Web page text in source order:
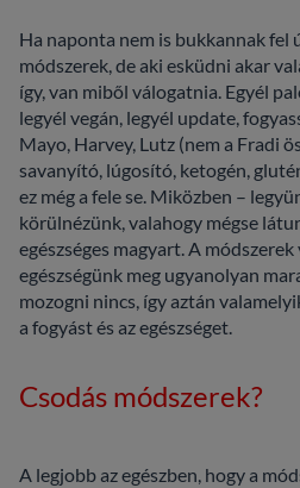
Ha naponta nem is bukkannak fel
módszerek, de aki esküdni akar
így, van miből válogatnia. Egyél
legyél vegán, legyél update,
Mayo, Harvey, Lutz (nem a Fradi
savanyító, lúgosító, ketogén,
ez még a fele se. Miközben –
körülnézünk, valahogy mégse
egészséges magyart. A módszerek
egészségünk meg ugyanolyan
mozogni nincs, így aztán
a fogyást és az egészséget.
Csodás módszerek?
A legjobb az egészben, hogy a